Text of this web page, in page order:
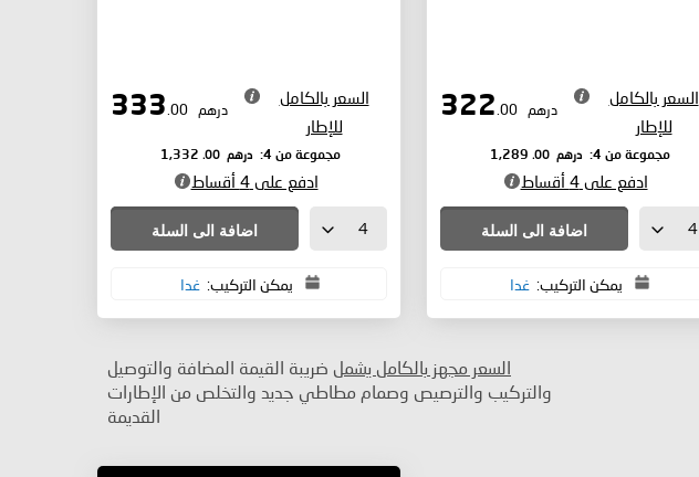
السعر بالكامل
للإطار
درهم .00
مجموعة من 4: درهم .00
ادفع على 4 أقساط
اضافة الى السلة
يمكن التركيب: غدا
السعر بالكامل
للإطار
درهم .00
مجموعة من 4: درهم .00
ادفع على 4 أقساط
اضافة الى السلة
يمكن التركيب: غدا
السعر مجهز بالكامل يشمل ضريبة القيمة المضافة والتوصيل
والتركيب والترصيص وصمام مطاطي جديد والتخلص من الإطارات
القديمة